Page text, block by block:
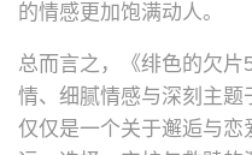
的情感更加饱满动人。
总而言之，《绯色的欠片
情、细腻情感与深刻主
仅仅是一个关于邂逅与恋